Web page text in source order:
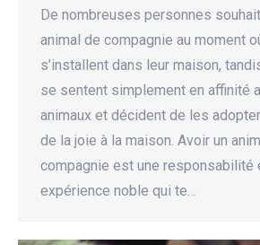
De nombreuses personnes
animal de compagnie au moment
s’installent dans leur maison,
se sentent simplement en affinité
animaux et décident de les
de la joie à la maison. Avoir un
compagnie est une responsabilité
expérience noble qui te…